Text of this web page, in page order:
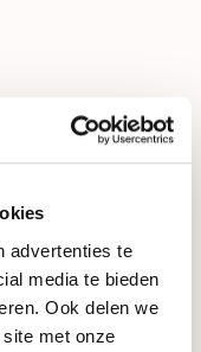
advertenties te
media te bieden
Ook delen we
met onze